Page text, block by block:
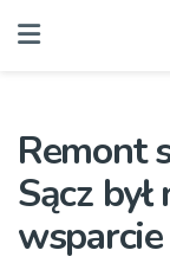
Remont
Sącz